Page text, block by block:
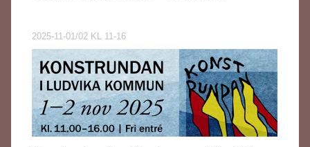
2025-11-01/02 KL 11-16